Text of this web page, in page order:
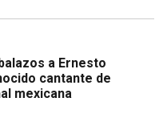
a Ernesto
cantante de
mexicana